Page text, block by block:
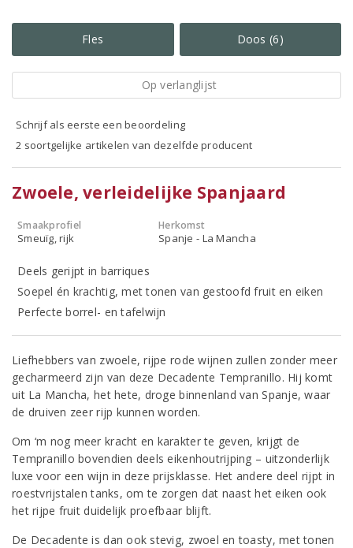
Fles Doos (6)
Op verlanglijst
Schrijf als eerste een beoordeling
2 soortgelijke artikelen van dezelfde producent
Zwoele, verleidelijke Spanjaard
Smaakprofiel
Smeuïg, rijk
Herkomst
Spanje - La Mancha
Deels gerijpt in barriques
Soepel én krachtig, met tonen van gestoofd fruit en eiken
Perfecte borrel- en tafelwijn
Liefhebbers van zwoele, rijpe rode wijnen zullen zonder meer
gecharmeerd zijn van deze Decadente Tempranillo. Hij komt
uit La Mancha, het hete, droge binnenland van Spanje, waar
de druiven zeer rijp kunnen worden.
Om ‘m nog meer kracht en karakter te geven, krijgt de
Tempranillo bovendien deels eikenhoutrijping – uitzonderlijk
luxe voor een wijn in deze prijsklasse. Het andere deel rijpt in
roestvrijstalen tanks, om te zorgen dat naast het eiken ook
het rijpe fruit duidelijk proefbaar blijft.
De Decadente is dan ook stevig, zwoel en toasty, met tonen